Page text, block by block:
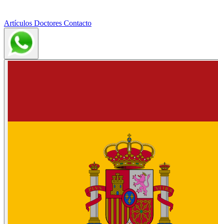
Artículos Doctores Contacto